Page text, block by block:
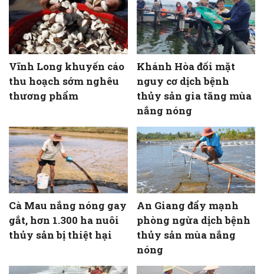
Vĩnh Long khuyến cáo
thu hoạch sớm nghêu
thương phẩm
Khánh Hòa đối mặt
nguy cơ dịch bệnh
thủy sản gia tăng mùa
nắng nóng
Cà Mau nắng nóng gay
gắt, hơn 1.300 ha nuôi
thủy sản bị thiệt hại
An Giang đẩy mạnh
phòng ngừa dịch bệnh
thủy sản mùa nắng
nóng